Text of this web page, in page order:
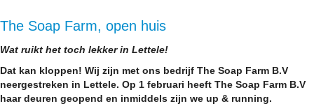
The Soap Farm, open huis
Wat ruikt het toch lekker in Lettele!
Dat kan kloppen! Wij zijn met ons bedrijf The Soap Farm B.V
neergestreken in Lettele. Op 1 februari heeft The Soap Farm B.V
haar deuren geopend en inmiddels zijn we up & running.